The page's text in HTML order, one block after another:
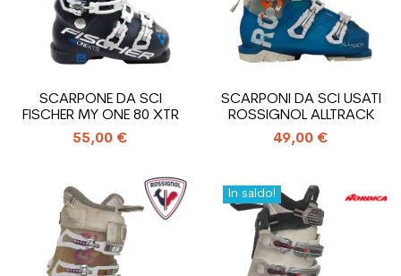
SCARPONE DA SCI
FISCHER MY ONE 80 XTR
55,00 €
SCARPONI DA SCI USATI
ROSSIGNOL ALLTRACK
49,00 €
In saldo!